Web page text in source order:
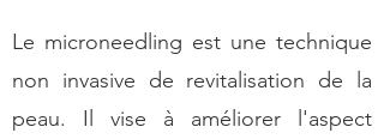
Le microneedling est une technique
non invasive de revitalisation de la
peau. Il vise à améliorer l'aspect